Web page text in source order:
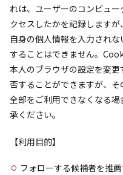
れは、ユーザーのコンピュ
クセスしたかを記録します
自身の個人情報を入力され
することはできません。
本人のブラウザの設定を変
否することができますが、
全部をご利用できなくなる
承ください。
【利用目的】
フォローする候補者を推